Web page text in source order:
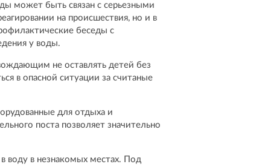
может быть связан с серьезными
на происшествия, но и в
беседы с
у воды.
не оставлять детей без
в опасной ситуации за считаные
для отдыха и
поста позволяет значительно
воду в незнакомых местах. Под